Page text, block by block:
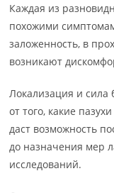
Каждая из
похожими
заложенность, в
возникают
Локализация и сила
от того, какие
даст возможность
до назначения мер
исследований.